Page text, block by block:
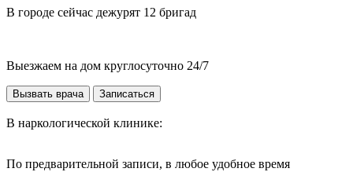
В городе сейчас дежурят 12 бригад
Выезжаем на дом круглосуточно 24/7
Вызвать врача Записаться
В наркологической клинике:
По предварительной записи, в любое удобное время